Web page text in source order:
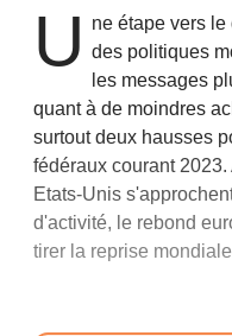
U
ne étape vers
des politiques
les messages
quant à de moindres
surtout deux hausses
fédéraux courant
Etats-Unis
d'activité, le rebond
tirer la reprise